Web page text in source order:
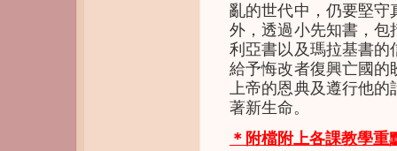
亂的世代中，仍要堅守
外，透過小先知書，包
利亞書以及瑪拉基書的
給予悔改者復興亡國的
上帝的恩典及遵行他
著新生命。
＊附檔附上各課教學